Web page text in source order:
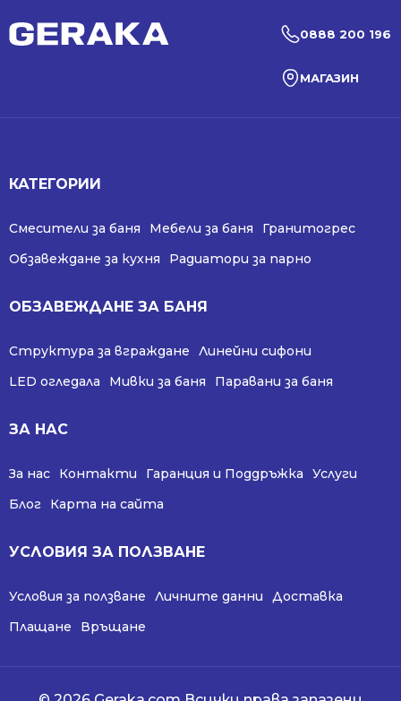
0888 200 196
МАГАЗИН
КАТЕГОРИИ
Смесители за баня Мебели за баня
Гранитогрес
Обзавеждане за кухня
Радиатори за парно
ОБЗАВЕЖДАНЕ ЗА БАНЯ
Структура за вграждане
Линейни сифони
LED огледала
Мивки за баня Паравани за баня
ЗА НАС
За нас Контакти Гаранция и Поддръжка
Услуги
Блог
Карта на сайта
УСЛОВИЯ ЗА ПОЛЗВАНЕ
Условия за ползване Личните данни
Доставка
Плащане
Връщане